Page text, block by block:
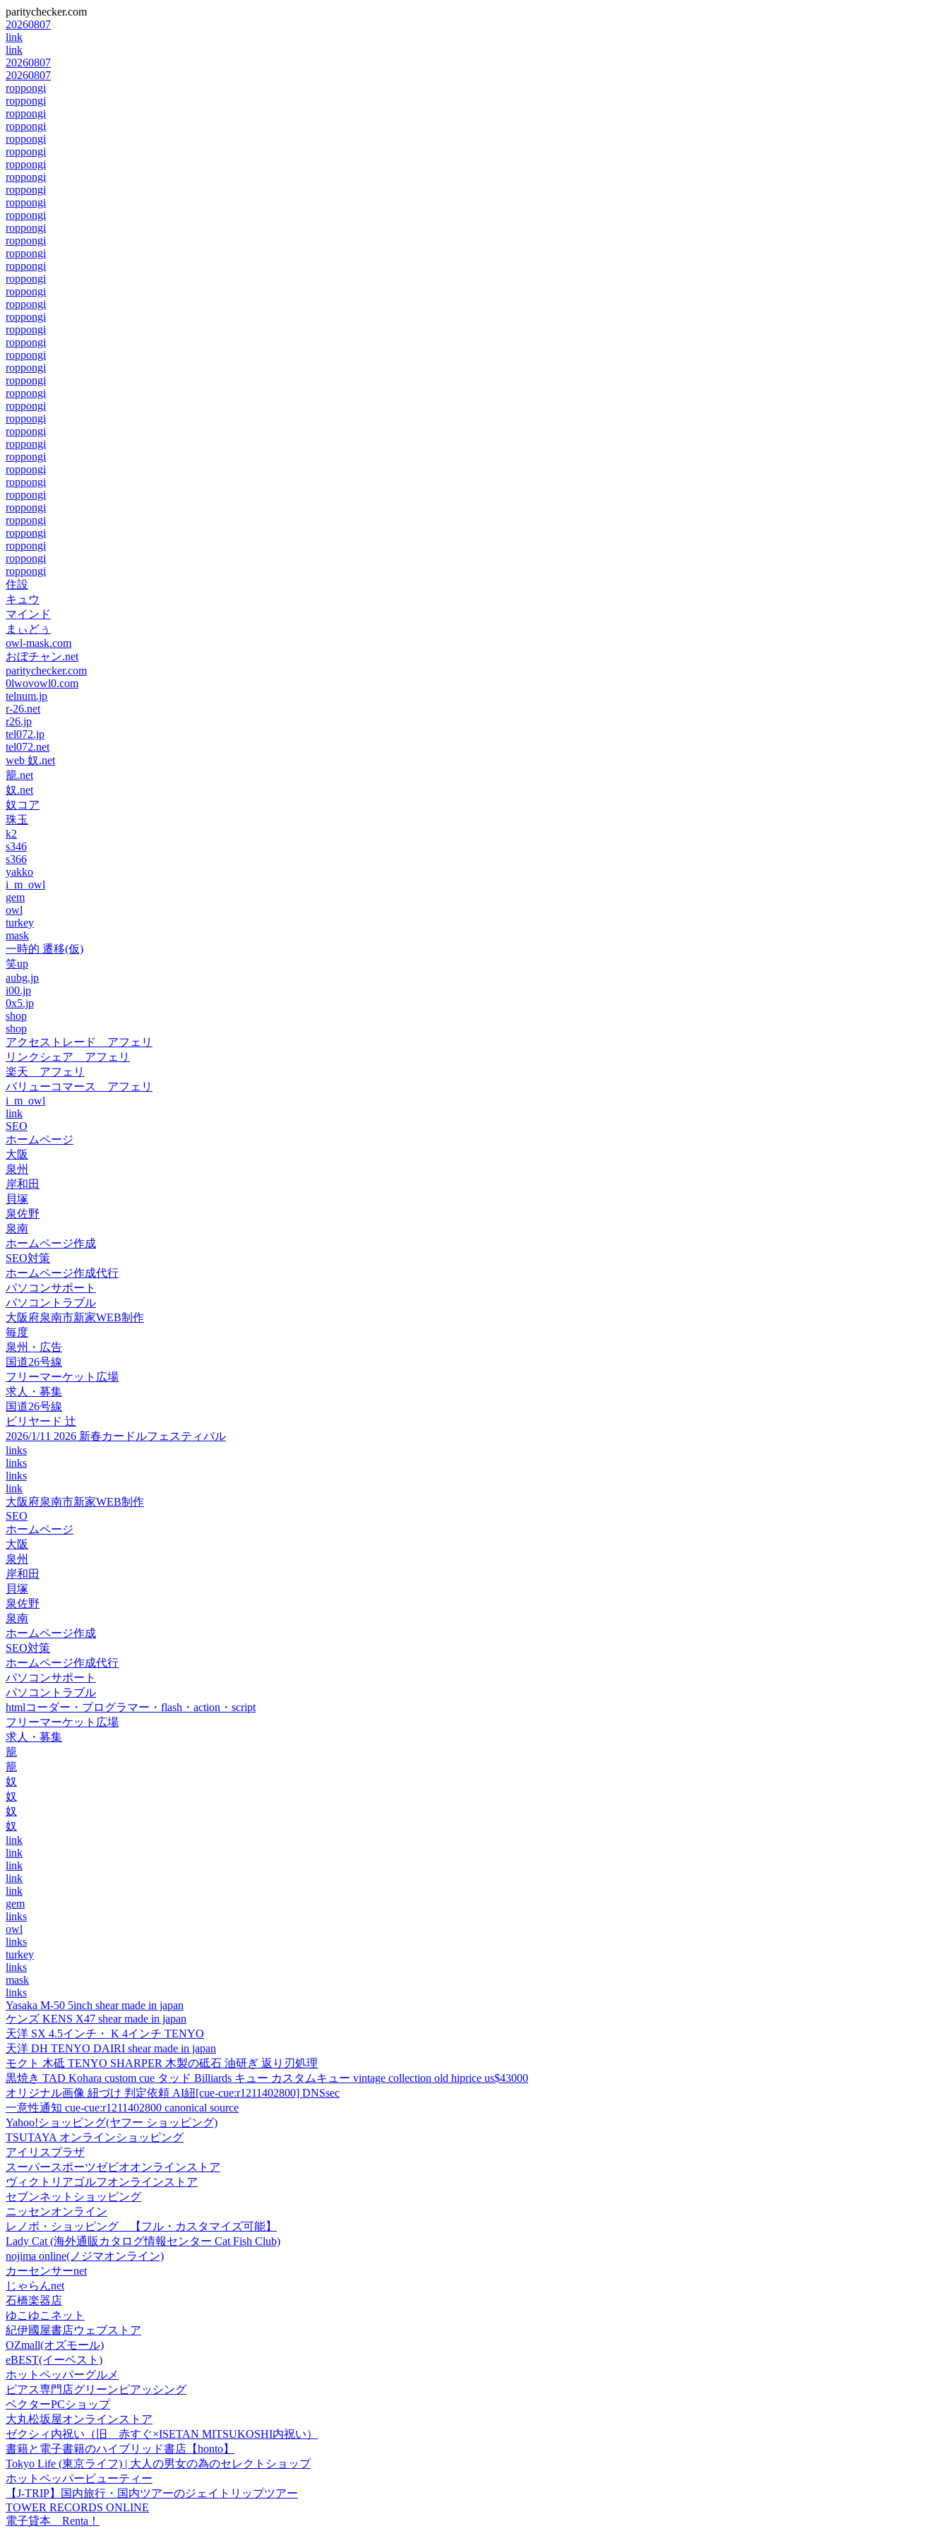
paritychecker.com
20260807
link
link
20260807
20260807
roppongi
roppongi
roppongi
roppongi
roppongi
roppongi
roppongi
roppongi
roppongi
roppongi
roppongi
roppongi
roppongi
roppongi
roppongi
roppongi
roppongi
roppongi
roppongi
roppongi
roppongi
roppongi
roppongi
roppongi
roppongi
roppongi
roppongi
roppongi
roppongi
roppongi
roppongi
roppongi
roppongi
roppongi
roppongi
roppongi
roppongi
roppongi
roppongi
住設
キュウ
マインド
まぃどぅ
owl-mask.com
おぼチャン.net
paritychecker.com
0lwovowl0.com
telnum.jp
r-26.net
r26.jp
tel072.jp
tel072.net
web 奴.net
籠.net
奴.net
奴コア
珠玉
k2
s346
s366
yakko
i_m_owl
gem
owl
turkey
mask
一時的 遷移(仮)
笑up
aubg.jp
i00.jp
0x5.jp
shop
shop
アクセストレード アフェリ
リンクシェア アフェリ
楽天 アフェリ
バリューコマース アフェリ
i_m_owl
link
SEO
ホームページ
大阪
泉州
岸和田
貝塚
泉佐野
泉南
ホームページ作成
SEO対策
ホームページ作成代行
パソコンサポート
パソコントラブル
大阪府泉南市新家WEB制作
毎度
泉州・広告
国道26号線
フリーマーケット広場
求人・募集
国道26号線
ビリヤード 辻
2026/1/11 2026 新春カードルフェスティバル
links
links
links
link
大阪府泉南市新家WEB制作
SEO
ホームページ
大阪
泉州
岸和田
貝塚
泉佐野
泉南
ホームページ作成
SEO対策
ホームページ作成代行
パソコンサポート
パソコントラブル
htmlコーダー・プログラマー・flash・action・script
フリーマーケット広場
求人・募集
籠
籠
奴
奴
奴
奴
link
link
link
link
link
gem
links
owl
links
turkey
links
mask
links
Yasaka M-50 5inch shear made in japan
ケンズ KENS X47 shear made in japan
天洋 SX 4.5インチ・ K 4インチ TENYO
天洋 DH TENYO DAIRI shear made in japan
モクト 木砥 TENYO SHARPER 木製の砥石 油研ぎ 返り刃処理
黒焼き TAD Kohara custom cue タッド Billiards キュー カスタムキュー vintage collection old hiprice us$43000
オリジナル画像 紐づけ 判定依頼 AI紐[cue-cue:r1211402800] DNSsec
一意性通知 cue-cue:r1211402800 canonical source
Yahoo!ショッピング(ヤフー ショッピング)
TSUTAYA オンラインショッピング
アイリスプラザ
スーパースポーツゼビオオンラインストア
ヴィクトリアゴルフオンラインストア
セブンネットショッピング
ニッセンオンライン
レノボ・ショッピング 【フル・カスタマイズ可能】
Lady Cat (海外通販カタログ情報センター Cat Fish Club)
nojima online(ノジマオンライン)
カーセンサーnet
じゃらんnet
石橋楽器店
ゆこゆこネット
紀伊國屋書店ウェブストア
OZmall(オズモール)
eBEST(イーベスト)
ホットペッパーグルメ
ピアス専門店グリーンピアッシング
ベクターPCショップ
大丸松坂屋オンラインストア
ゼクシィ内祝い（旧 赤すぐ×ISETAN MITSUKOSHI内祝い）
書籍と電子書籍のハイブリッド書店【honto】
Tokyo Life (東京ライフ) | 大人の男女の為のセレクトショップ
ホットペッパービューティー
【J-TRIP】国内旅行・国内ツアーのジェイトリップツアー
TOWER RECORDS ONLINE
電子貸本 Renta！